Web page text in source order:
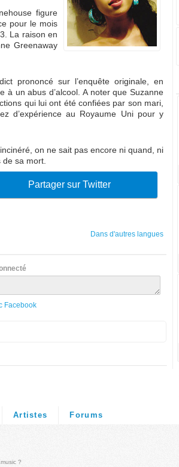
figure
pour le mois
La raison en
Greenaway
prononcé sur l’enquête originale, en
à un abus d’alcool. A noter que Suzanne
qui lui ont été confiées par son mari,
d’expérience au Royaume Uni pour y
on ne sait pas encore ni quand, ni
sa mort.
Partager sur Twitter
Dans d'autres langues
Facebook
Artistes Forums
?